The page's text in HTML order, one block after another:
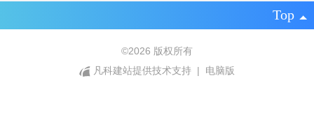
Top
©2026 版权所有
凡科建站提供技术支持
| 电脑版